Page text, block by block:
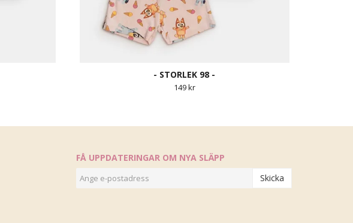
- STORLEK 98 -
149 kr
FÅ UPPDATERINGAR OM NYA SLÄPP
Skicka